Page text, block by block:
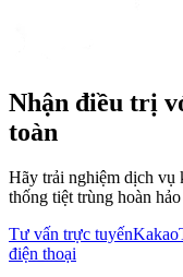
Nhận điều trị
toàn
Hãy trải nghiệm dịch vụ
thống tiệt trùng hoàn
Tư vấn trực tuyến
điện thoại